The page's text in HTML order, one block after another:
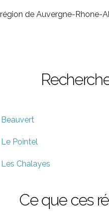
de Auvergne-Rhone-
Beauvert
Le Pointel
Les Chalayes
Ce que ces